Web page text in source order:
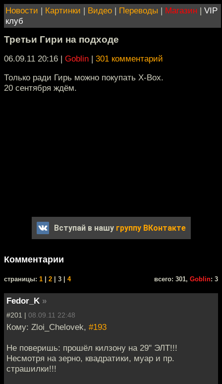
Новости | Картинки | Видео | Переводы | Магазин | VIP
клуб
Третьи Гири на подходе
06.09.11 20:16 | Goblin | 301 комментарий
Только ради Гирь можно покупать Х-Вох.
20 сентября ждём.
Вступай в нашу группу ВКонтакте
Комментарии
cтраницы: 1 2 | 3 | 4 всего: 301, Goblin: 3
Fedor_K »
#201 | 08.09.11 22:48
Кому: Zloi_Chelovek, #193
Не поверишь: прошёл килзону на 29" ЭЛТ!!!
Несмотря на зерно, квадратики, муар и пр.
страшилки!!!